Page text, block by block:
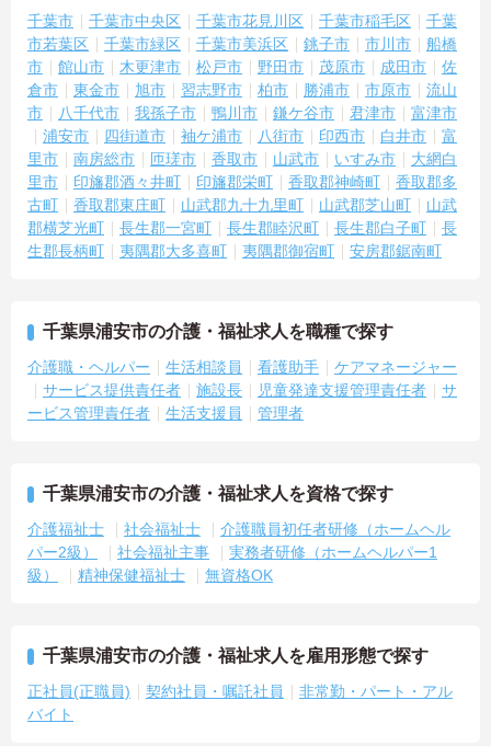
千葉市 千葉市中央区 千葉市花見川区 千葉市稲毛区
千葉
市若葉区
千葉市緑区 千葉市美浜区 銚子市 市川市
船橋
市
館山市 木更津市 松戸市 野田市 茂原市 成田市
佐
倉市
東金市 旭市 習志野市 柏市 勝浦市 市原市
流山
市
八千代市 我孫子市 鴨川市 鎌ケ谷市 君津市
富津市
浦安市
四街道市 袖ケ浦市 八街市 印西市 白井市
富
里市
南房総市 匝瑳市 香取市 山武市 いすみ市
大網白
里市
印旛郡酒々井町 印旛郡栄町 香取郡神崎町
香取郡多
古町
香取郡東庄町 山武郡九十九里町 山武郡芝山町
山武
郡横芝光町
長生郡一宮町 長生郡睦沢町 長生郡白子町
長
生郡長柄町
夷隅郡大多喜町 夷隅郡御宿町 安房郡鋸南町
千葉県浦安市の介護・福祉求人を職種で探す
介護職・ヘルパー 生活相談員 看護助手
ケアマネージャー
サービス提供責任者
施設長 児童発達支援管理責任者
サ
ービス管理責任者
生活支援員 管理者
千葉県浦安市の介護・福祉求人を資格で探す
介護福祉士 社会福祉士
介護職員初任者研修（ホームヘル
パー2級）
社会福祉主事
実務者研修（ホームヘルパー1
級）
精神保健福祉士 無資格OK
千葉県浦安市の介護・福祉求人を雇用形態で探す
正社員(正職員) 契約社員・嘱託社員
非常勤・パート・アル
バイト